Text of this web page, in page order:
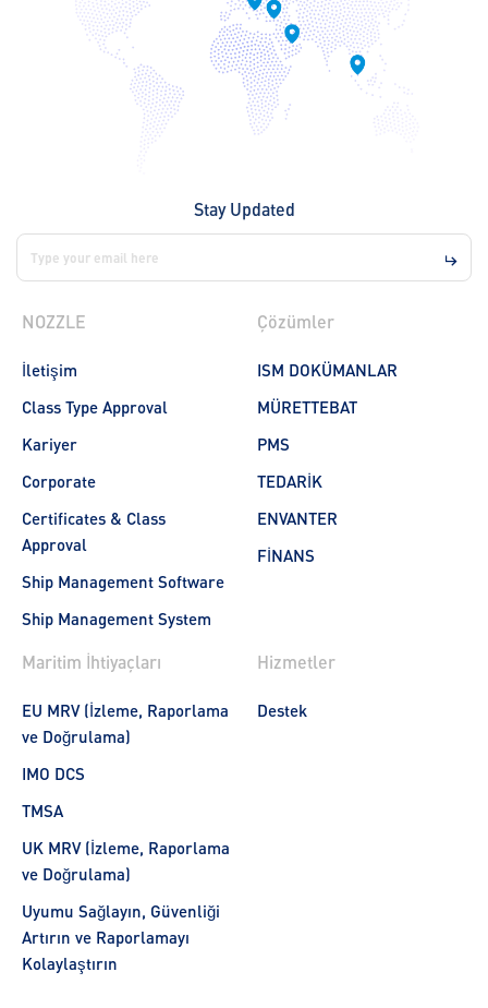
Stay Updated
NOZZLE
İletişim
Class Type Approval
Kariyer
Corporate
Certificates & Class
Approval
Ship Management Software
Ship Management System
Çözümler
ISM DOKÜMANLAR
MÜRETTEBAT
PMS
TEDARİK
ENVANTER
FİNANS
Maritim İhtiyaçları
EU MRV (İzleme, Raporlama
ve Doğrulama)
IMO DCS
TMSA
UK MRV (İzleme, Raporlama
ve Doğrulama)
Uyumu Sağlayın, Güvenliği
Artırın ve Raporlamayı
Kolaylaştırın
Hizmetler
Destek